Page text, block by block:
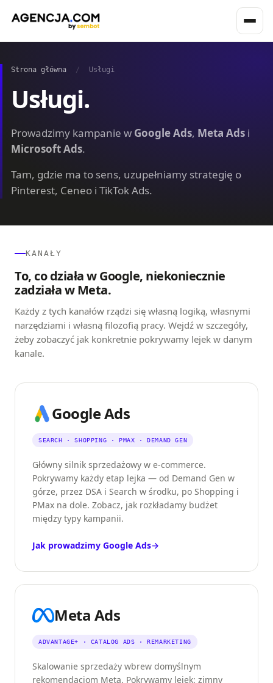
Strona główna / Usługi
Usługi.
Prowadzimy kampanie w Google Ads, Meta Ads i
Microsoft Ads.
Tam, gdzie ma to sens, uzupełniamy strategię o
Pinterest, Ceneo i TikTok Ads.
KANAŁY
To, co działa w Google, niekoniecznie
zadziała w Meta.
Każdy z tych kanałów rządzi się własną logiką, własnymi
narzędziami i własną filozofią pracy. Wejdź w szczegóły,
żeby zobaczyć jak konkretnie pokrywamy lejek w danym
kanale.
Google Ads
SEARCH · SHOPPING · PMAX · DEMAND GEN
Główny silnik sprzedażowy w e-commerce.
Pokrywamy każdy etap lejka — od Demand Gen w
górze, przez DSA i Search w środku, po Shopping i
PMax na dole. Zobacz, jak rozkładamy budżet
między typy kampanii.
Jak prowadzimy Google Ads→
Meta Ads
ADVANTAGE+ · CATALOG ADS · REMARKETING
Skalowanie sprzedaży wbrew domyślnym
rekomendacjom Meta. Pokrywamy lejek: zimny